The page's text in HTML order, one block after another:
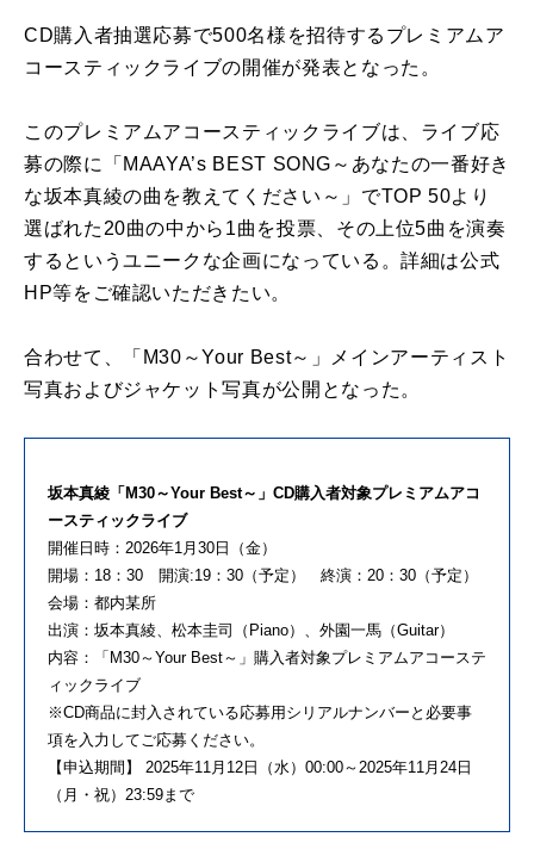
CD購入者抽選応募で500名様を招待するプレミアムア
コースティックライブの開催が発表となった。
このプレミアムアコースティックライブは、ライブ応
募の際に「MAAYA’s BEST SONG～あなたの一番好き
な坂本真綾の曲を教えてください～」でTOP 50より
選ばれた20曲の中から1曲を投票、その上位5曲を演奏
するというユニークな企画になっている。詳細は公式
HP等をご確認いただきたい。
合わせて、「M30～Your Best～」メインアーティスト
写真およびジャケット写真が公開となった。
坂本真綾「M30～Your Best～」CD購入者対象プレミアムアコ
ースティックライブ
開催日時：2026年1月30日（金）
開場：18：30 開演:19：30（予定） 終演：20：30（予定）
会場：都内某所
出演：坂本真綾、松本圭司（Piano）、外園一馬（Guitar）
内容：「M30～Your Best～」購入者対象プレミアムアコーステ
ィックライブ
※CD商品に封入されている応募用シリアルナンバーと必要事
項を入力してご応募ください。
【申込期間】 2025年11月12日（水）00:00～2025年11月24日
（月・祝）23:59まで